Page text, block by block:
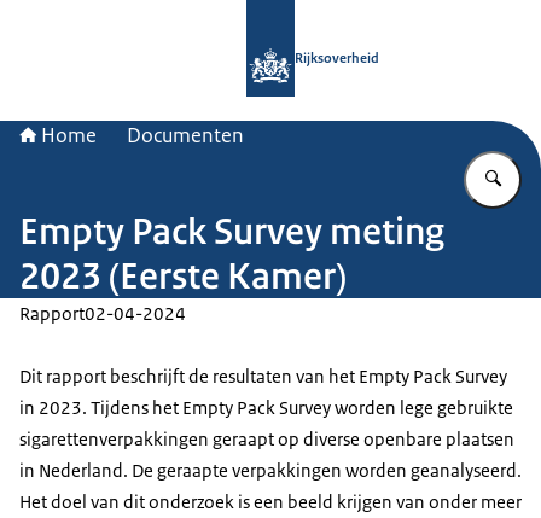
Rijksoverheid
Home Documenten
Empty Pack Survey meting
2023 (Eerste Kamer)
Rapport02-04-2024
Dit rapport beschrijft de resultaten van het Empty Pack Survey
in 2023. Tijdens het Empty Pack Survey worden lege gebruikte
sigarettenverpakkingen geraapt op diverse openbare plaatsen
in Nederland. De geraapte verpakkingen worden geanalyseerd.
Het doel van dit onderzoek is een beeld krijgen van onder meer